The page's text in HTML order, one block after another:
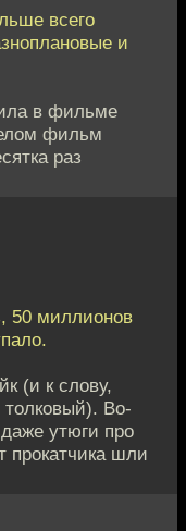
всего
и
в фильме
фильм
раз
50 миллионов
(и к слову,
Во-
утюги про
прокатчика шли